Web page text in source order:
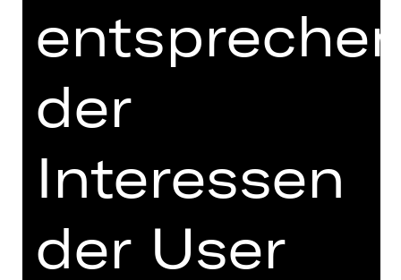
und englischen Übertiteln
„Das nächste Mal schreibe ich eine
Mozart-Oper“, soll Strauss nach der
Uraufführung von „Elektra“
ausgerufen haben. Und
Hofmannsthal lieferte: das Szenario
einer Spieloper, die im Wien Maria
Theresias angesiedelt ist und zum
kongenialen Zusammenarbeit des
Autorenduos werden sollte. An Mozart
der
Interessen
der User